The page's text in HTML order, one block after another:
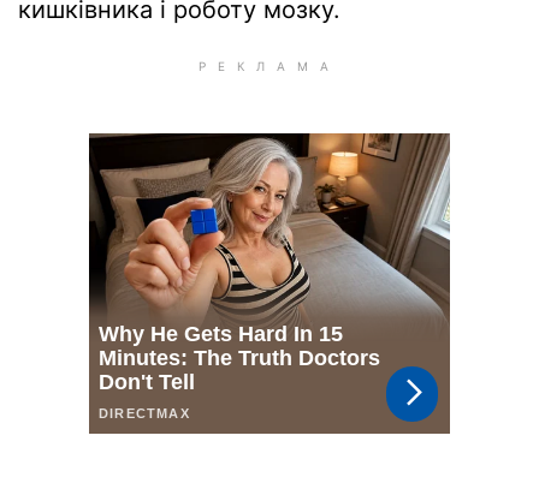
кишківника і роботу мозку.